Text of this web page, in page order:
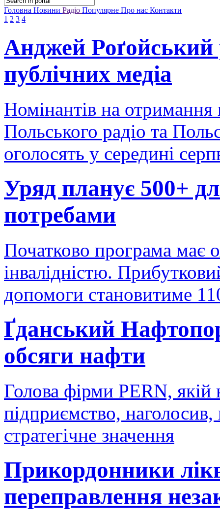
Головна Новини Радіо Популярне Про нас Контакти
1 2 3 4
Анджей Роґойський
публічних медіа
Номінантів на отримання
Польського радіо та
оголосять у середині
Уряд планує 500+
потребами
Початково програма має
інвалідністю.
допомоги становитиме
Ґданський
обсяги нафти
Голова фірми PERN, якій
підприємство,
стратегічне значення
Прикордонники
переправлення